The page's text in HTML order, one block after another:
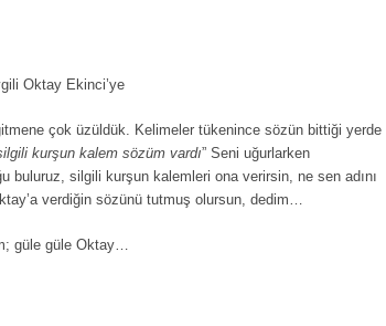
Oktay Ekinci’ye
çok üzüldük. Kelimeler tükenince sözün bittiği yerde
kurşun kalem sözüm vardı” Seni uğurlarken
buluruz, silgili kurşun kalemleri ona verirsin, ne sen adını
verdiğin sözünü tutmuş olursun, dedim…
güle güle Oktay…